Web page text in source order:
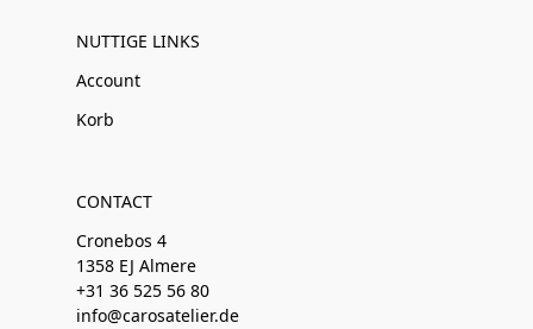
NUTTIGE LINKS
Account
Korb
CONTACT
Cronebos 4
1358 EJ Almere
+31 36 525 56 80
info@carosatelier.de